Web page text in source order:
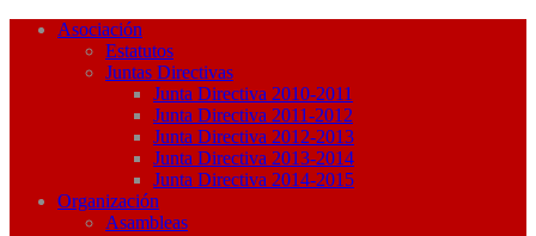
Asociación
Estatutos
Juntas Directivas
Junta Directiva 2010-2011
Junta Directiva 2011-2012
Junta Directiva 2012-2013
Junta Directiva 2013-2014
Junta Directiva 2014-2015
Organización
Asambleas